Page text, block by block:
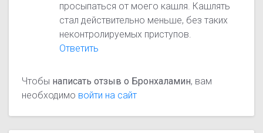
просыпаться от моего кашля. Кашлять
стал действительно меньше, без таких
неконтролируемых приступов.
Ответить
Чтобы написать отзыв о Бронхаламин, вам
необходимо войти на сайт